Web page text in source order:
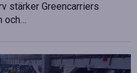
stärker Greencarriers
och…